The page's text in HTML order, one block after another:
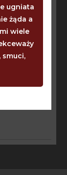
ugniata
żąda a
wiele
smuci,